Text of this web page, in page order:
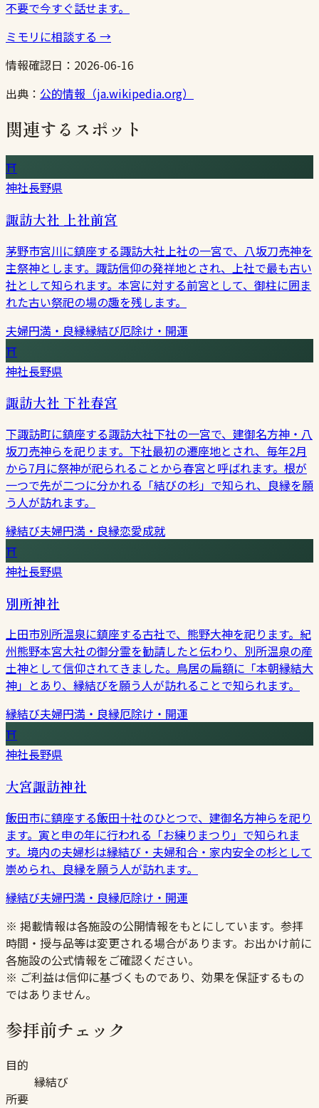
不要で今すぐ話せます。
ミモリに相談する →
情報確認日： 2026-06-16
出典： 公的情報（ja.wikipedia.org）
関連するスポット
⛩
神社長野県
諏訪大社 上社前宮
茅野市宮川に鎮座する諏訪大社上社の一宮で、八坂刀売神を
主祭神とします。諏訪信仰の発祥地とされ、上社で最も古い
社として知られます。本宮に対する前宮として、御柱に囲ま
れた古い祭祀の場の趣を残します。
夫婦円満・良縁縁結び厄除け・開運
⛩
神社長野県
諏訪大社 下社春宮
下諏訪町に鎮座する諏訪大社下社の一宮で、建御名方神・八
坂刀売神らを祀ります。下社最初の遷座地とされ、毎年2月
から7月に祭神が祀られることから春宮と呼ばれます。根が
一つで先が二つに分かれる「結びの杉」で知られ、良縁を願
う人が訪れます。
縁結び夫婦円満・良縁恋愛成就
⛩
神社長野県
別所神社
上田市別所温泉に鎮座する古社で、熊野大神を祀ります。紀
州熊野本宮大社の御分霊を勧請したと伝わり、別所温泉の産
土神として信仰されてきました。鳥居の扁額に「本朝縁結大
神」とあり、縁結びを願う人が訪れることで知られます。
縁結び夫婦円満・良縁厄除け・開運
⛩
神社長野県
大宮諏訪神社
飯田市に鎮座する飯田十社のひとつで、建御名方神らを祀り
ます。寅と申の年に行われる「お練りまつり」で知られま
す。境内の夫婦杉は縁結び・夫婦和合・家内安全の杉として
崇められ、良縁を願う人が訪れます。
縁結び夫婦円満・良縁厄除け・開運
※ 掲載情報は各施設の公開情報をもとにしています。参拝
時間・授与品等は変更される場合があります。お出かけ前に
各施設の公式情報をご確認ください。
※ ご利益は信仰に基づくものであり、効果を保証するもの
ではありません。
参拝前チェック
目的
縁結び
所要